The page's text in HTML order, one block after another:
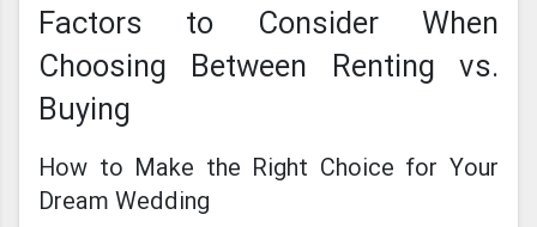
Factors to Consider When
Choosing Between Renting vs.
Buying
How to Make the Right Choice for Your
Dream Wedding